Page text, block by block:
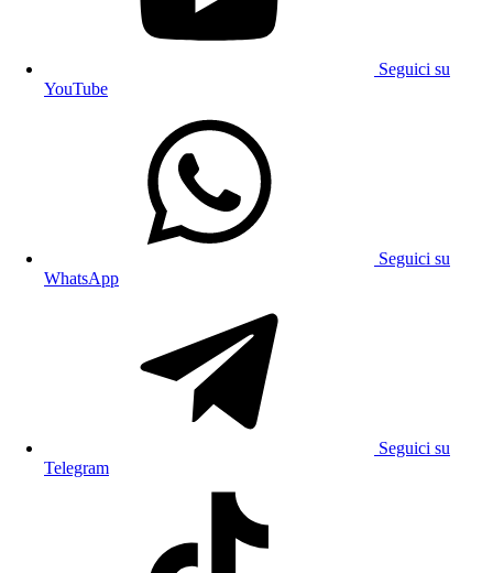
Seguici su
YouTube
Seguici su
WhatsApp
Seguici su
Telegram